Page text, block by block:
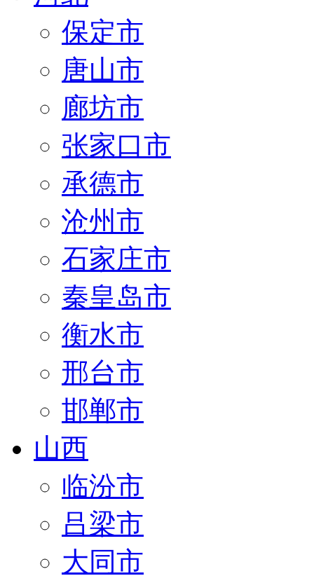
保定市
唐山市
廊坊市
张家口市
承德市
沧州市
石家庄市
秦皇岛市
衡水市
邢台市
邯郸市
山西
临汾市
吕梁市
大同市